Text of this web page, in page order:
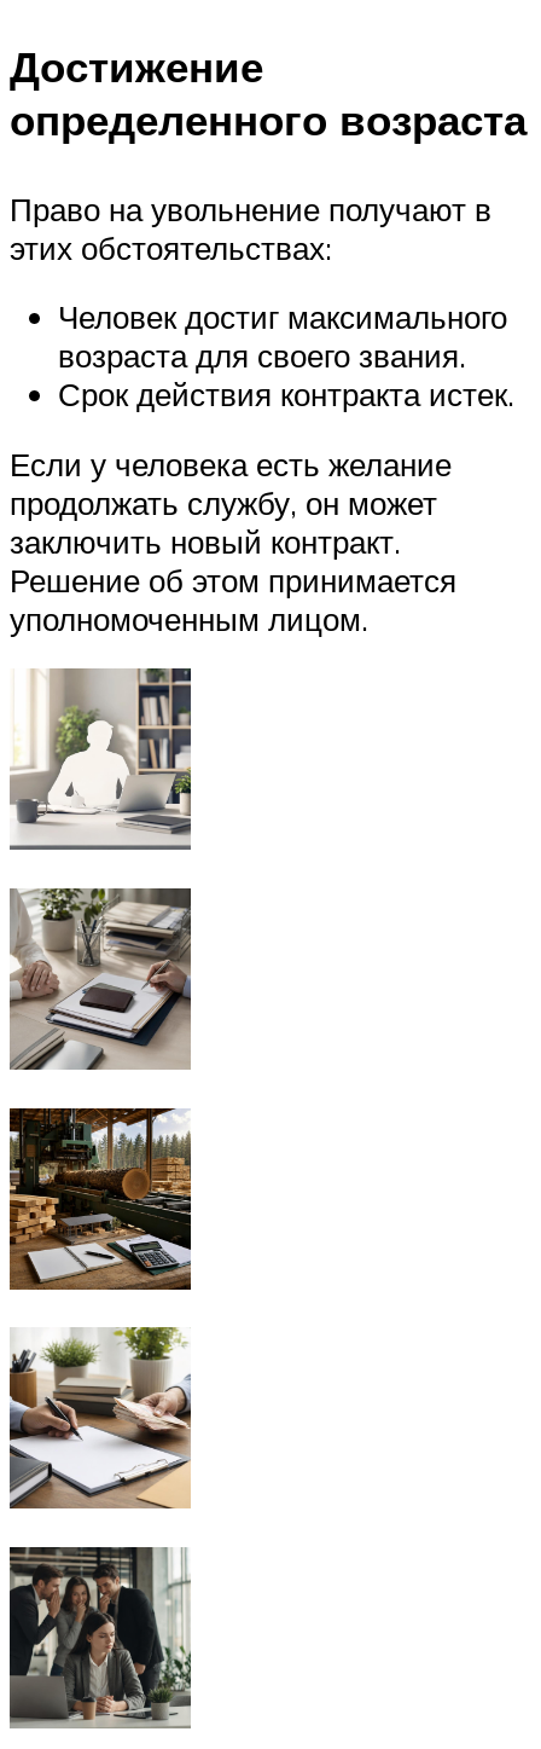
Достижение
определенного возраста
Право на увольнение получают в
этих обстоятельствах:
Человек достиг максимального
возраста для своего звания.
Срок действия контракта истек.
Если у человека есть желание
продолжать службу, он может
заключить новый контракт.
Решение об этом принимается
уполномоченным лицом.